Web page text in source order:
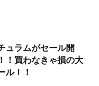
ュラムがセール開
！買わなきゃ損の大
ル！！